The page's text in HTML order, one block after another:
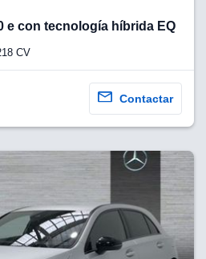
e con tecnología híbrida EQ
CV
Contactar